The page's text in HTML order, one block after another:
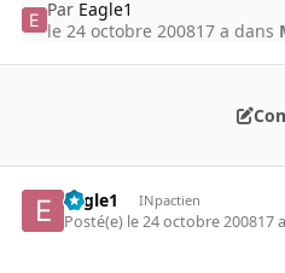
Par Eagle1
le 24 octobre 200817 a dans
Eagle1 INpactien
Posté(e) le 24 octobre 200817 a